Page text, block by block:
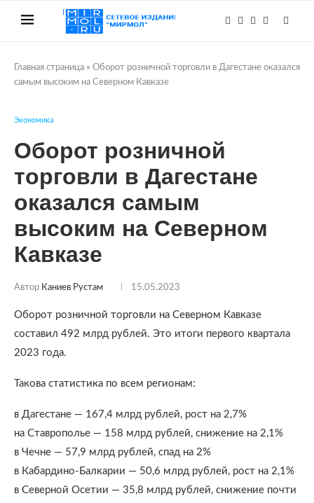
Главная страница » Оборот розничной торговли в Дагестане оказался
самым высоким на Северном Кавказе
Экономика
Оборот розничной
торговли в Дагестане
оказался самым
высоким на Северном
Кавказе
Автор Каниев Рустам 15.05.2023
Оборот розничной торговли на Северном Кавказе
составил 492 млрд рублей. Это итоги первого квартала
2023 года.
Такова статистика по всем регионам:
в Дагестане — 167,4 млрд рублей, рост на 2,7%
на Ставрополье — 158 млрд рублей, снижение на 2,1%
в Чечне — 57,9 млрд рублей, спад на 2%
в Кабардино-Балкарии — 50,6 млрд рублей, рост на 2,1%
в Северной Осетии — 35,8 млрд рублей, снижение почти